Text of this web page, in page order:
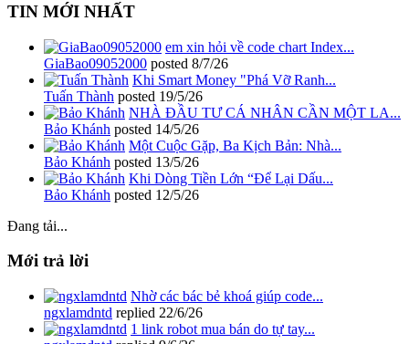
TIN MỚI NHẤT
em xin hỏi về code chart Index...
GiaBao09052000 posted 8/7/26
Khi Smart Money "Phá Vỡ Ranh...
Tuấn Thành posted 19/5/26
NHÀ ĐẦU TƯ CÁ NHÂN CẦN MỘT LA...
Bảo Khánh posted 14/5/26
Một Cuộc Gặp, Ba Kịch Bản: Nhà...
Bảo Khánh posted 13/5/26
Khi Dòng Tiền Lớn “Để Lại Dấu...
Bảo Khánh posted 12/5/26
Đang tải...
Mới trả lời
Nhờ các bác bẻ khoá giúp code...
ngxlamdntd replied 22/6/26
1 link robot mua bán do tự tay...